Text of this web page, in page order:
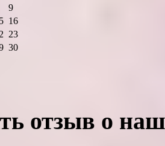
9
16
23
30
отзыв о